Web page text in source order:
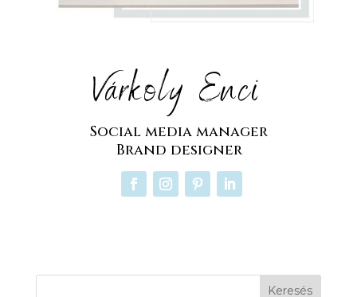
Várkoly Enci
Social media manager
Brand designer